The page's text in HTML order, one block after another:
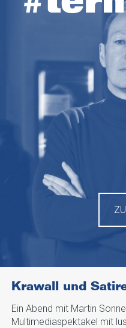
Krawall und
Ein Abend mit Martin
Multimediaspektakel mit